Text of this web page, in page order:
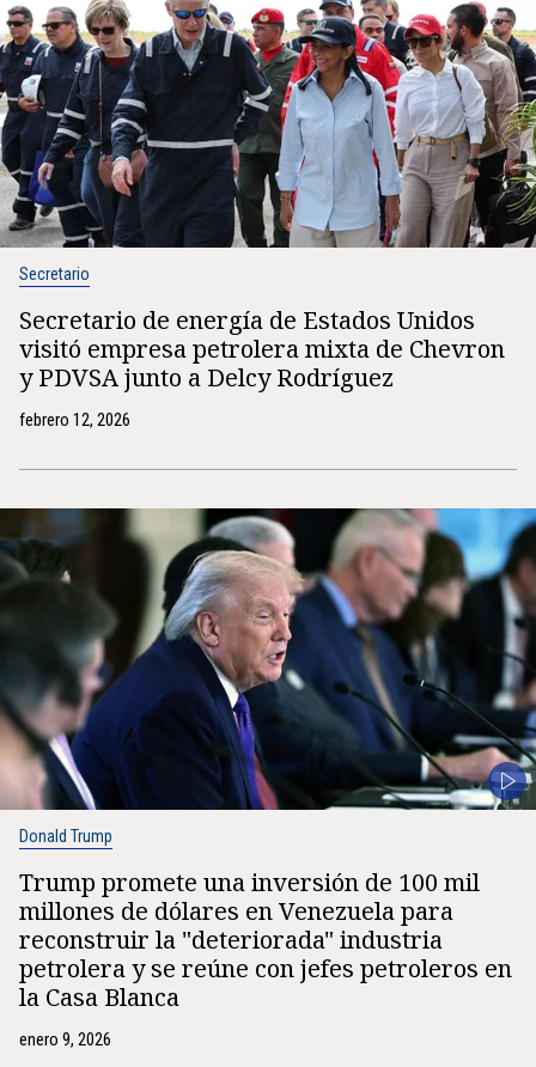
Secretario
Secretario de energía de Estados Unidos
visitó empresa petrolera mixta de Chevron
y PDVSA junto a Delcy Rodríguez
febrero 12, 2026
Donald Trump
Trump promete una inversión de 100 mil
millones de dólares en Venezuela para
reconstruir la "deteriorada" industria
petrolera y se reúne con jefes petroleros en
la Casa Blanca
enero 9, 2026